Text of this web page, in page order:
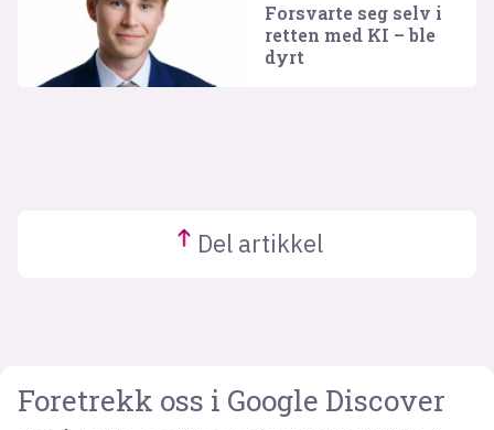
Forsvarte seg selv i
retten med KI – ble
dyrt
Del artikkel
Foretrekk oss i Google Discover